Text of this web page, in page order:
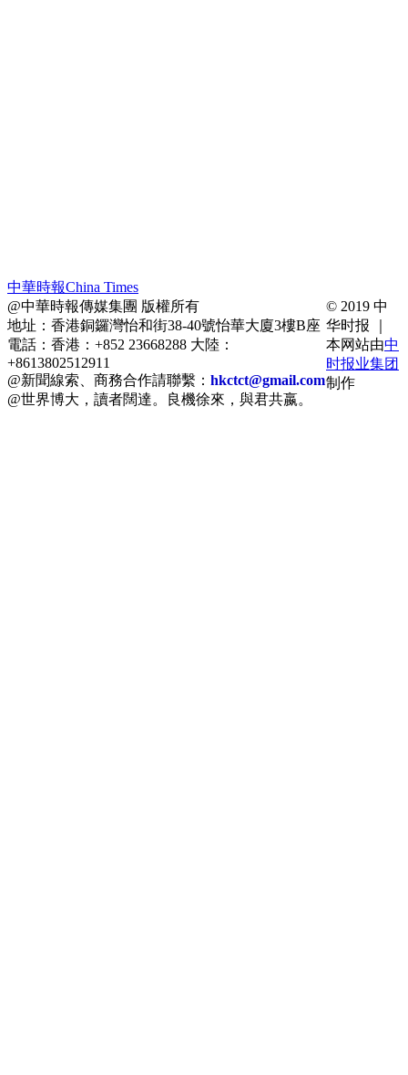
中華時報China Times
@中華時報傳媒集團 版權所有
地址：香港銅鑼灣怡和街38-40號怡華大廈3樓B座
電話：香港：+852 23668288 大陸：
+8613802512911
@新聞線索、商務合作請聯繫： hkctct@gmail.com
@世界博大，讀者闊達。良機徐來，與君共嬴。
© 2019 中
华时报 ｜
本网站由中
时报业集团
制作